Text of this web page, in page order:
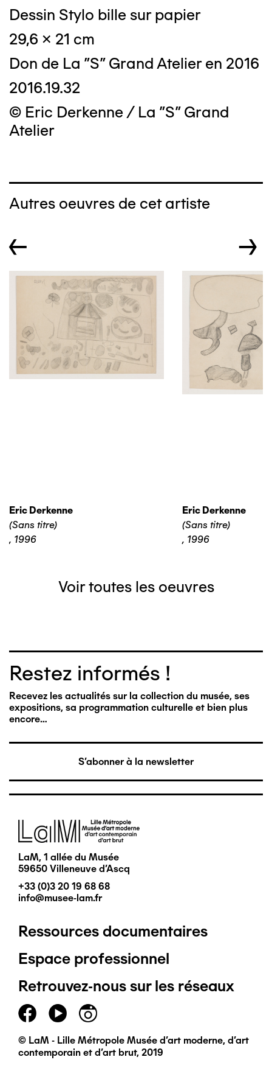
Dessin Stylo bille sur papier
29,6 x 21 cm
Don de La "S" Grand Atelier en 2016
2016.19.32
© Eric Derkenne / La "S" Grand
Atelier
Autres oeuvres de cet artiste
← →
Eric Derkenne
(Sans titre)
, 1996
Eric Derkenne
(Sans titre)
, 1996
Voir toutes les oeuvres
Restez informés !
Recevez les actualités sur la collection du musée, ses
expositions, sa programmation culturelle et bien plus
encore…
S'abonner à la newsletter
Image
LaM, 1 allée du Musée
59650 Villeneuve d'Ascq
+33 (0)3 20 19 68 68
info@musee-lam.fr
Pied
de
page
principal
Ressources documentaires
Espace professionnel
Retrouvez-nous sur les réseaux
© LaM - Lille Métropole Musée d'art moderne, d'art
contemporain et d'art brut, 2019